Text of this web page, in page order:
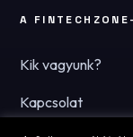
A
Kik vagyunk?
Kapcsolat